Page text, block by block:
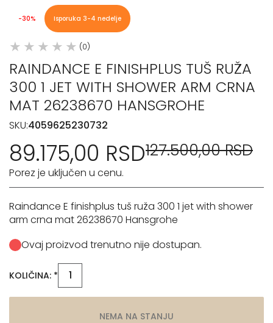
-30% Isporuka 3-4 nedelje
(0)
RAINDANCE E FINISHPLUS TUŠ RUŽA
300 1 JET WITH SHOWER ARM CRNA
MAT 26238670 HANSGROHE
SKU:4059625230732
89.175,00 RSD127.500,00 RSD
Porez je uključen u cenu.
Raindance E finishplus tuš ruža 300 1 jet with shower
arm crna mat 26238670 Hansgrohe
Ovaj proizvod trenutno nije dostupan.
KOLIČINA: *
NEMA NA STANJU